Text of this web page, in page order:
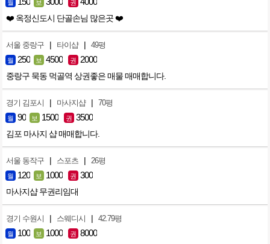
월 보 권
❤️ 옥정신도시 단골손님 많은곳 ❤️
서울 중랑구 | 타이샵 | 49평
월 250 보 4500 권 2000
중랑구 묵동 먹골역 상권좋은 매물 매매합니다.
경기 김포시 | 마사지샵 | 70평
월 90 보 1500 권 3500
김포 마사지 샵 매매합니다.
서울 동작구 | 스포츠 | 26평
월 120 보 1000 권 300
마사지샵 무권리임대
경기 수원시 | 스웨디시 | 42.79평
월 100 보 1000 권 8000